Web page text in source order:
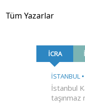
Tüm Yazarlar